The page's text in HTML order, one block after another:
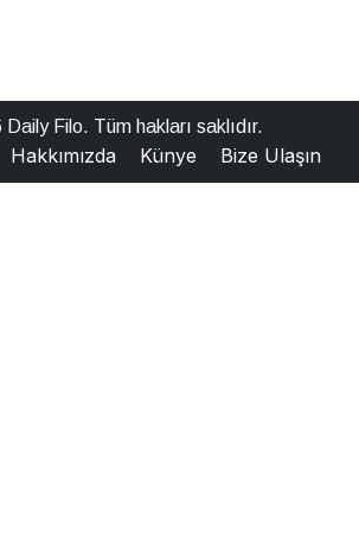
Filo. Tüm hakları saklıdır.
Hakkımızda Künye Bize Ulaşın